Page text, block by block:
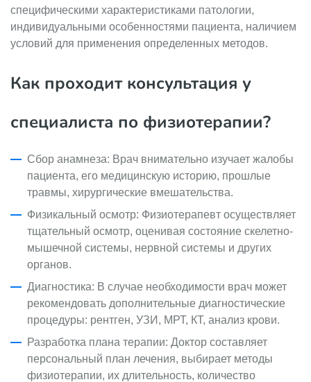
специфическими характеристиками патологии,
индивидуальными особенностями пациента, наличием
условий для применения определенных методов.
Как проходит консультация у
специалиста по физиотерапии?
Сбор анамнеза: Врач внимательно изучает жалобы
пациента, его медицинскую историю, прошлые
травмы, хирургические вмешательства.
Физикальный осмотр: Физиотерапевт осуществляет
тщательный осмотр, оценивая состояние скелетно-
мышечной системы, нервной системы и других
органов.
Диагностика: В случае необходимости врач может
рекомендовать дополнительные диагностические
процедуры: рентген, УЗИ, МРТ, КТ, анализ крови.
Разработка плана терапии: Доктор составляет
персональный план лечения, выбирает методы
физиотерапии, их длительность, количество